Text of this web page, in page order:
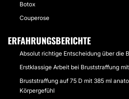
Botox
Couperose
ERFAHRUNGSBERICHTE
Absolut richtige Entscheidung über die
Erstklassige Arbeit bei Bruststraffung
Bruststraffung auf 75 D mit 385 ml
Körpergefühl